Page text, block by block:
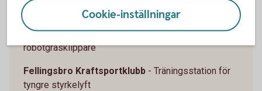
Storfors Ridklubb- Förbättra hinderparken
Storfors Fotbollsförening- Inköp av
robotgräsklippare
Fellingsbro Kraftsportklubb - Träningsstation för
tyngre styrkelyft
Cookie-inställningar